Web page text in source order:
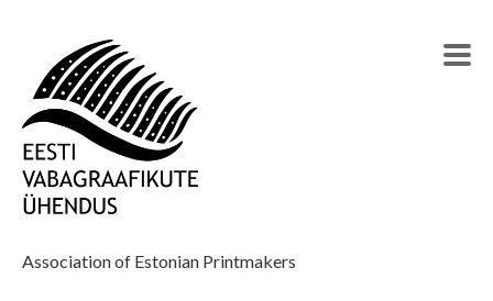
Association of Estonian Printmakers